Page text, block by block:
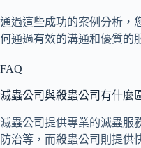
通過這些成功的案例分析，
何通過有效的溝通和優質的
FAQ
滅蟲公司與殺蟲公司有什麼
滅蟲公司提供專業的滅蟲服
防治等，而殺蟲公司則提供